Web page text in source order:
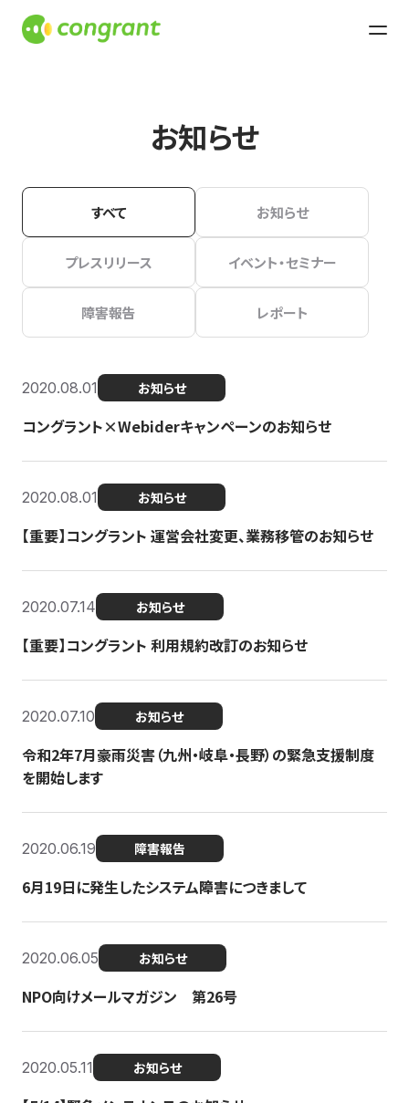
お知らせ
すべて お知らせ
プレスリリース イベント・セミナー
障害報告 レポート
2020.08.01 お知らせ
コングラント×Webiderキャンペーンのお知らせ
2020.08.01 お知らせ
【重要】コングラント 運営会社変更、業務移管のお知らせ
2020.07.14 お知らせ
【重要】コングラント 利用規約改訂のお知らせ
2020.07.10 お知らせ
令和2年7月豪雨災害（九州・岐阜・長野）の緊急支援制度
を開始します
2020.06.19 障害報告
6月19日に発生したシステム障害につきまして
2020.06.05 お知らせ
NPO向けメールマガジン 第26号
2020.05.11 お知らせ